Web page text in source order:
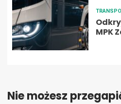
MPK
Nie możesz